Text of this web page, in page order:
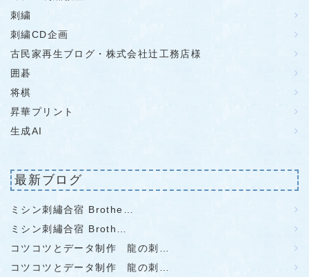
刺繍
刺繍CD企画
古民家再生ブログ・株式会社辻工務店様
囲碁
将棋
昇華プリント
生成AI
最新ブログ
ミシン刺繡合宿 Brothe…
ミシン刺繡合宿 Broth…
コツコツとデータ制作 龍の刺…
コツコツとデータ制作 龍の刺…